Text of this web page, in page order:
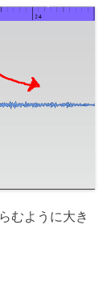
むように大き